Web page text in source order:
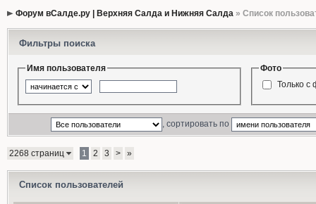
Форум вСалде.ру | Верхняя Салда и Нижняя Салда» Список
Фильтры поиска
Имя пользователя
Фото
Только с
, сортировать по
2268 страниц 1 2 3 > »
Список пользователей